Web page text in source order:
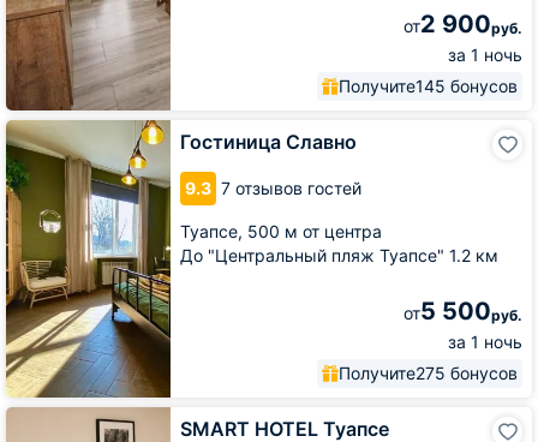
от2 900руб.
за 1 ночь
Получите145 бонусов
Гостиница Славно
9.3 7 отзывов гостей
Туапсе, 500 м от центра
До "Центральный пляж Туапсе" 1.2 км
от5 500руб.
за 1 ночь
Получите275 бонусов
Гостиница
Славно
SMART HOTEL Туапсе
SMART